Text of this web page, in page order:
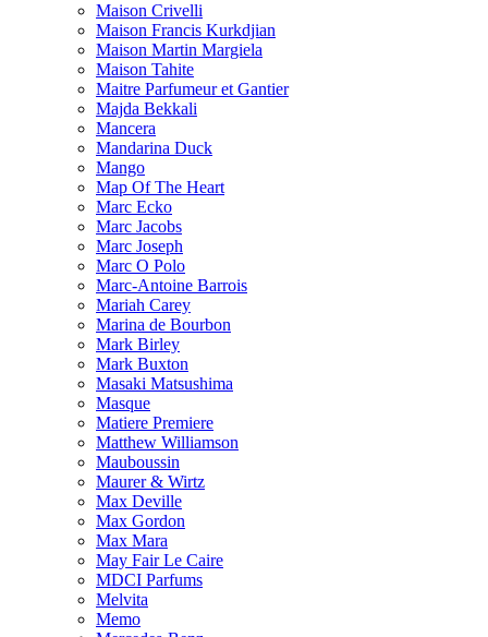
Maison Crivelli
Maison Francis Kurkdjian
Maison Martin Margiela
Maison Tahite
Maitre Parfumeur et Gantier
Majda Bekkali
Mancera
Mandarina Duck
Mango
Map Of The Heart
Marc Ecko
Marc Jacobs
Marc Joseph
Marc O Polo
Marc-Antoine Barrois
Mariah Carey
Marina de Bourbon
Mark Birley
Mark Buxton
Masaki Matsushima
Masque
Matiere Premiere
Matthew Williamson
Mauboussin
Maurer & Wirtz
Max Deville
Max Gordon
Max Mara
May Fair Le Caire
MDCI Parfums
Melvita
Memo